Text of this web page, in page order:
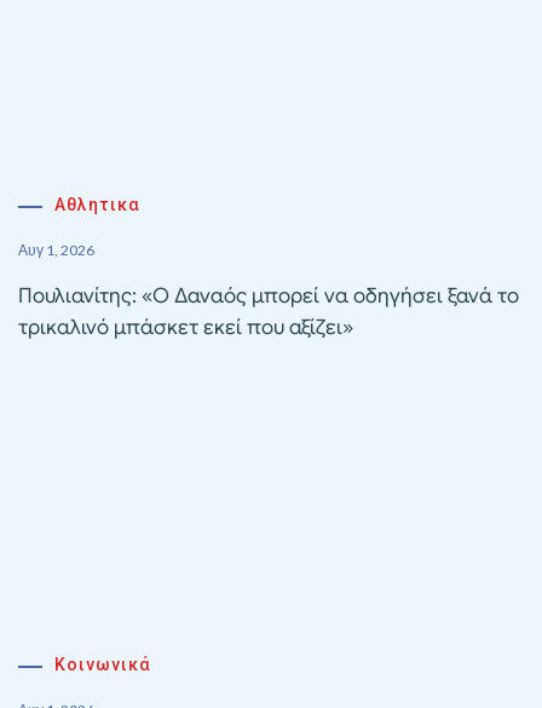
Αθλητικα
Αυγ 1, 2026
Πουλιανίτης: «Ο Δαναός μπορεί να οδηγήσει ξανά το
τρικαλινό μπάσκετ εκεί που αξίζει»
Κοινωνικά